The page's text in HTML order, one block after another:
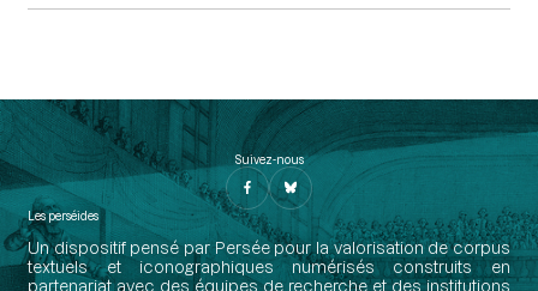
Suivez-nous
Les perséides
Un dispositif pensé par Persée pour la valorisation de corpus
textuels et iconographiques numérisés construits en
partenariat avec des équipes de recherche et des institutions